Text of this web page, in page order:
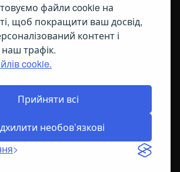
файли cookie на
щоб покращити ваш досвід,
контент і
наш трафік.
cookie.
Прийняти всі
необов’язкові
ЩОДО ФАЙЛІВ COOKIE
All Right Reserved2026